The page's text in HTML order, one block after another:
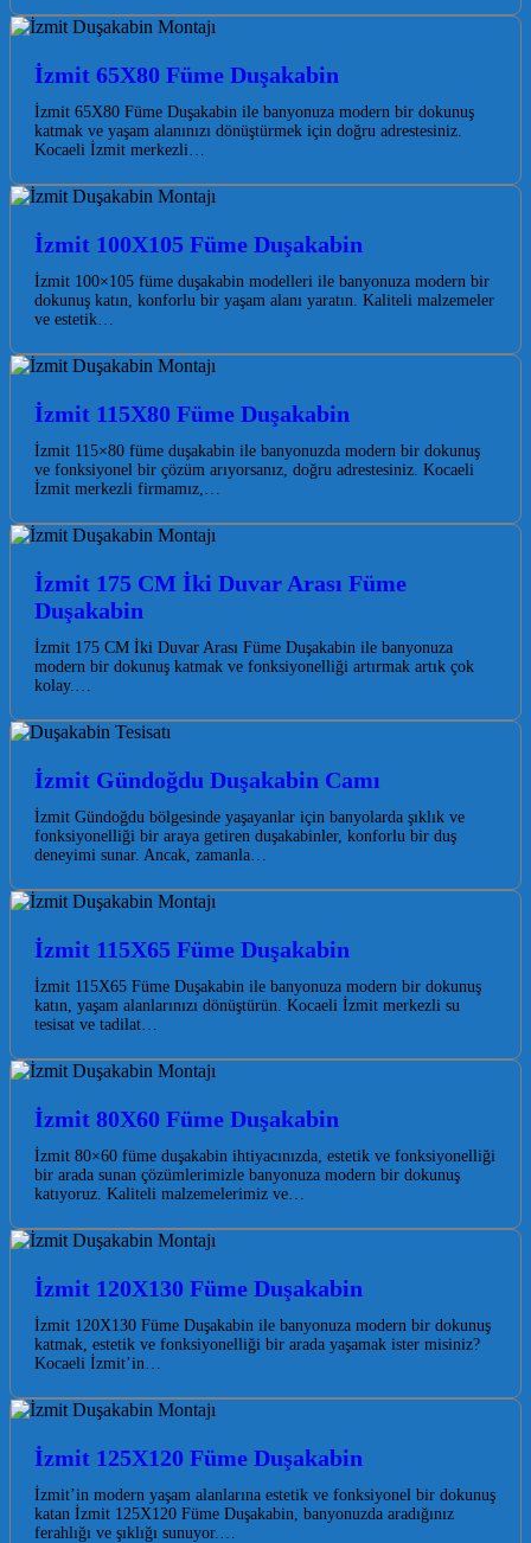
İzmit 65X80 Füme Duşakabin
İzmit 65X80 Füme Duşakabin ile banyonuza modern bir dokunuş
katmak ve yaşam alanınızı dönüştürmek için doğru adrestesiniz.
Kocaeli İzmit merkezli…
İzmit 100X105 Füme Duşakabin
İzmit 100×105 füme duşakabin modelleri ile banyonuza modern bir
dokunuş katın, konforlu bir yaşam alanı yaratın. Kaliteli malzemeler
ve estetik…
İzmit 115X80 Füme Duşakabin
İzmit 115×80 füme duşakabin ile banyonuzda modern bir dokunuş
ve fonksiyonel bir çözüm arıyorsanız, doğru adrestesiniz. Kocaeli
İzmit merkezli firmamız,…
İzmit 175 CM İki Duvar Arası Füme
Duşakabin
İzmit 175 CM İki Duvar Arası Füme Duşakabin ile banyonuza
modern bir dokunuş katmak ve fonksiyonelliği artırmak artık çok
kolay.…
İzmit Gündoğdu Duşakabin Camı
İzmit Gündoğdu bölgesinde yaşayanlar için banyolarda şıklık ve
fonksiyonelliği bir araya getiren duşakabinler, konforlu bir duş
deneyimi sunar. Ancak, zamanla…
İzmit 115X65 Füme Duşakabin
İzmit 115X65 Füme Duşakabin ile banyonuza modern bir dokunuş
katın, yaşam alanlarınızı dönüştürün. Kocaeli İzmit merkezli su
tesisat ve tadilat…
İzmit 80X60 Füme Duşakabin
İzmit 80×60 füme duşakabin ihtiyacınızda, estetik ve fonksiyonelliği
bir arada sunan çözümlerimizle banyonuza modern bir dokunuş
katıyoruz. Kaliteli malzemelerimiz ve…
İzmit 120X130 Füme Duşakabin
İzmit 120X130 Füme Duşakabin ile banyonuza modern bir dokunuş
katmak, estetik ve fonksiyonelliği bir arada yaşamak ister misiniz?
Kocaeli İzmit’in…
İzmit 125X120 Füme Duşakabin
İzmit’in modern yaşam alanlarına estetik ve fonksiyonel bir dokunuş
katan İzmit 125X120 Füme Duşakabin, banyonuzda aradığınız
ferahlığı ve şıklığı sunuyor.…